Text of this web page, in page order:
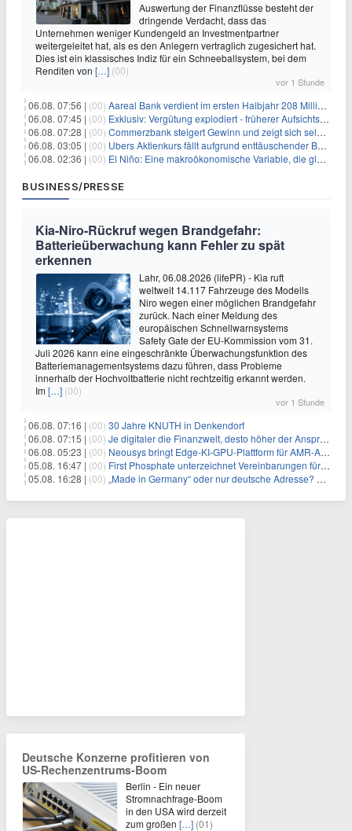
Auswertung der Finanzflüsse besteht der
dringende Verdacht, dass das
Unternehmen weniger Kundengeld an Investmentpartner
weitergeleitet hat, als es den Anlegern vertraglich zugesichert hat.
Dies ist ein klassisches Indiz für ein Schneeballsystem, bei dem
Renditen von […] (00)
vor 1 Stunde
06.08. 07:56 | (00) Aareal Bank verdient im ersten Halbjahr 208 Millionen Euro
06.08. 07:45 | (00) Exklusiv: Vergütung explodiert - früherer Aufsichtsratschef gibt aus Protest Ehrentitel ab
06.08. 07:28 | (00) Commerzbank steigert Gewinn und zeigt sich selbstbewusst gegenüber Unicredit
06.08. 03:05 | (00) Ubers Aktienkurs fällt aufgrund enttäuschender Buchungsprognose
06.08. 02:36 | (00) El Niño: Eine makroökonomische Variable, die globale Wirtschaftslandschaften umgestaltet
BUSINESS/PRESSE
Kia-Niro-Rückruf wegen Brandgefahr:
Batterieüberwachung kann Fehler zu spät
erkennen
Lahr, 06.08.2026 (lifePR) - Kia ruft
weltweit 14.117 Fahrzeuge des Modells
Niro wegen einer möglichen Brandgefahr
zurück. Nach einer Meldung des
europäischen Schnellwarnsystems
Safety Gate der EU-Kommission vom 31.
Juli 2026 kann eine eingeschränkte Überwachungsfunktion des
Batteriemanagementsystems dazu führen, dass Probleme
innerhalb der Hochvoltbatterie nicht rechtzeitig erkannt werden.
Im[…] (00)
vor 1 Stunde
06.08. 07:16 | (00) 30 Jahre KNUTH in Denkendorf
06.08. 07:15 | (00) Je digitaler die Finanzwelt, desto höher der Anspruch an gute Beratung
06.08. 05:23 | (00) Neousys bringt Edge-KI-GPU-Plattform für AMR-Anwendungen mit Unterstützung für vier GMSL2-Fahrzeugkameras auf den Markt
05.08. 16:47 | (00) First Phosphate unterzeichnet Vereinbarungen für nicht zu refundierende Zuwendungen in Höhe von 4,84 Mio. $ von der kanadischen Regierung für Straßeninfrastruktur und Stromübertragungsleitungen
05.08. 16:28 | (00) „Made in Germany“ oder nur deutsche Adresse? So erkennen Sie, wo Ihre Leiterplatten wirklich gefertigt werden
Deutsche Konzerne profitieren von
US-Rechenzentrums-Boom
Berlin - Ein neuer
Stromnachfrage-Boom
in den USA wird derzeit
zum großen […] (01)